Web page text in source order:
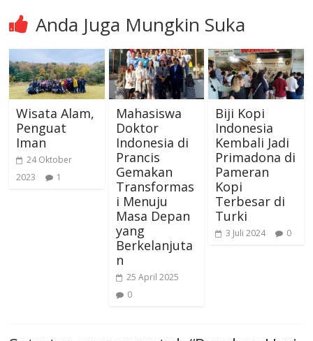
Anda Juga Mungkin Suka
Wisata Alam,
Penguat
Iman
24 Oktober
2023
1
Mahasiswa
Doktor
Indonesia di
Prancis
Gemakan
Transformas
i Menuju
Masa Depan
yang
Berkelanjuta
n
25 April 2025
0
Biji Kopi
Indonesia
Kembali Jadi
Primadona di
Pameran
Kopi
Terbesar di
Turki
3 Juli 2024 0